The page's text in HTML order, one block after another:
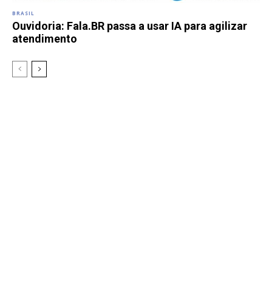
BRASIL
Ouvidoria: Fala.BR passa a usar IA para agilizar
atendimento